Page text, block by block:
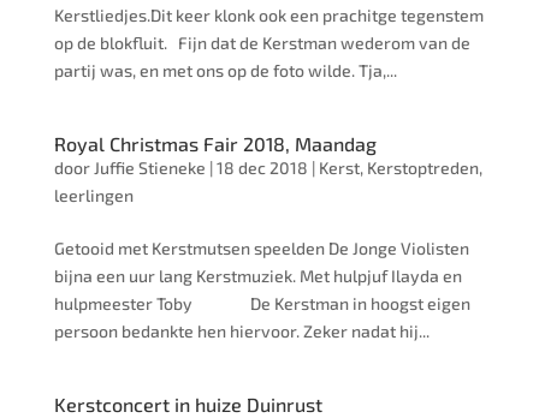
Kerstliedjes.Dit keer klonk ook een prachitge tegenstem
op de blokfluit. Fijn dat de Kerstman wederom van de
partij was, en met ons op de foto wilde. Tja,...
Royal Christmas Fair 2018, Maandag
door Juffie Stieneke |18 dec 2018 | Kerst, Kerstoptreden,
leerlingen
Getooid met Kerstmutsen speelden De Jonge Violisten
bijna een uur lang Kerstmuziek. Met hulpjuf Ilayda en
hulpmeester Toby De Kerstman in hoogst eigen
persoon bedankte hen hiervoor. Zeker nadat hij...
Kerstconcert in huize Duinrust